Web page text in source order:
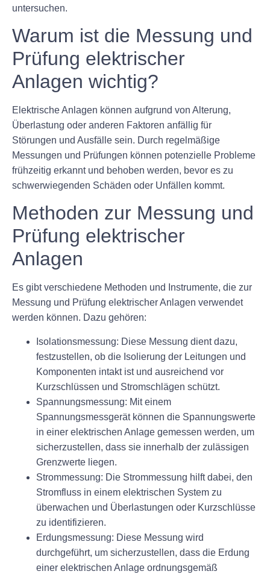
untersuchen.
Warum ist die Messung und
Prüfung elektrischer
Anlagen wichtig?
Elektrische Anlagen können aufgrund von Alterung,
Überlastung oder anderen Faktoren anfällig für
Störungen und Ausfälle sein. Durch regelmäßige
Messungen und Prüfungen können potenzielle Probleme
frühzeitig erkannt und behoben werden, bevor es zu
schwerwiegenden Schäden oder Unfällen kommt.
Methoden zur Messung und
Prüfung elektrischer
Anlagen
Es gibt verschiedene Methoden und Instrumente, die zur
Messung und Prüfung elektrischer Anlagen verwendet
werden können. Dazu gehören:
Isolationsmessung: Diese Messung dient dazu,
festzustellen, ob die Isolierung der Leitungen und
Komponenten intakt ist und ausreichend vor
Kurzschlüssen und Stromschlägen schützt.
Spannungsmessung: Mit einem
Spannungsmessgerät können die Spannungswerte
in einer elektrischen Anlage gemessen werden, um
sicherzustellen, dass sie innerhalb der zulässigen
Grenzwerte liegen.
Strommessung: Die Strommessung hilft dabei, den
Stromfluss in einem elektrischen System zu
überwachen und Überlastungen oder Kurzschlüsse
zu identifizieren.
Erdungsmessung: Diese Messung wird
durchgeführt, um sicherzustellen, dass die Erdung
einer elektrischen Anlage ordnungsgemäß